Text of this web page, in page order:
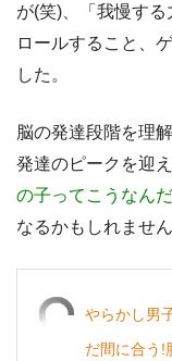
が(笑)、「我慢す
ロールすること、
した。
脳の発達段階を理
発達のピークを迎
の子ってこうなんだ
なるかもしれません
やらかし男
だ間に合う!